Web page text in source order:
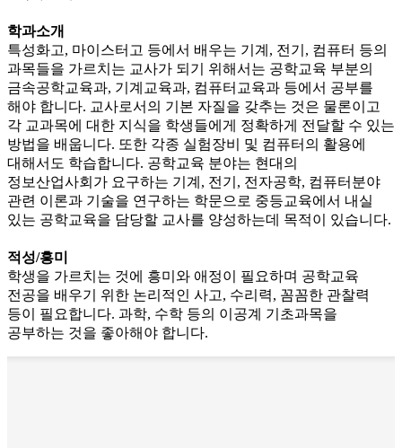
학과소개
특성화고, 마이스터고 등에서 배우는 기계, 전기, 컴퓨터 등의
과목들을 가르치는 교사가 되기 위해서는 공학교육 부분의
금속공학교육과, 기계교육과, 컴퓨터교육과 등에서 공부를
해야 합니다. 교사로서의 기본 자질을 갖추는 것은 물론이고
각 교과목에 대한 지식을 학생들에게 정확하게 전달할 수 있는
방법을 배웁니다. 또한 각종 실험장비 및 컴퓨터의 활용에
대해서도 학습합니다. 공학교육 분야는 현대의
정보산업사회가 요구하는 기계, 전기, 전자공학, 컴퓨터분야
관련 이론과 기술을 연구하는 학문으로 중등교육에서 내실
있는 공학교육을 담당할 교사를 양성하는데 목적이 있습니다.
적성/흥미
학생을 가르치는 것에 흥미와 애정이 필요하며 공학교육
전공을 배우기 위한 논리적인 사고, 수리력, 꼼꼼한 관찰력
등이 필요합니다. 과학, 수학 등의 이공계 기초과목을
공부하는 것을 좋아해야 합니다.